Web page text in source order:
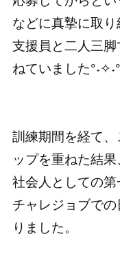
などに真摯に取り
支援員と二人三
ねていました°˖✧˖°
訓練期間を経て
ップを重ねた結果
社会人としての第
チャレジョブで
りました。